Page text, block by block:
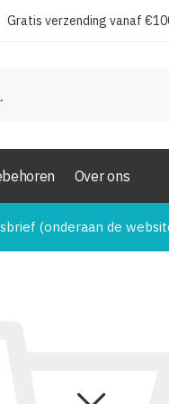
Gratis verzending vanaf
Over ons
(onderaan de